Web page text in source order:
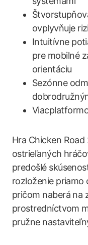
ovplyvňuje
Intuitívne
pre mobilné
orientáciu
Sezónne
Hra Chicken
ostrieľaných
predošlé
rozloženie priamo
pričom naberá na
prostredníctvom
pružne